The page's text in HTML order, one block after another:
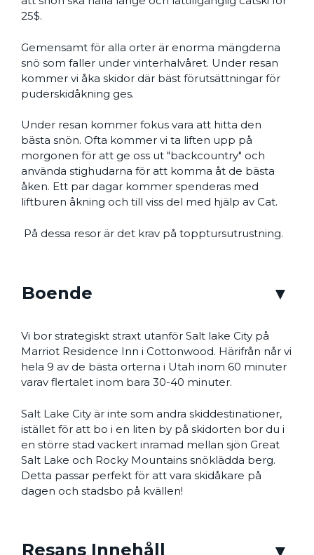
25$.
Gemensamt för alla orter är enorma mängderna
snö som faller under vinterhalvåret. Under resan
kommer vi åka skidor där bäst förutsättningar för
puderskidåkning ges.
Under resan kommer fokus vara att hitta den
bästa snön. Ofta kommer vi ta liften upp på
morgonen för att ge oss ut "backcountry" och
använda stighudarna för att komma åt de bästa
åken. Ett par dagar kommer spenderas med
liftburen åkning och till viss del med hjälp av Cat.
På dessa resor är det krav på topptursutrustning.
Boende
Vi bor strategiskt straxt utanför Salt lake City på
Marriot Residence Inn i Cottonwood. Härifrån når vi
hela 9 av de bästa orterna i Utah inom 60 minuter
varav flertalet inom bara 30-40 minuter.
Salt Lake City är inte som andra skiddestinationer,
istället för att bo i en liten by på skidorten bor du i
en större stad vackert inramad mellan sjön Great
Salt Lake och Rocky Mountains snöklädda berg.
Detta passar perfekt för att vara skidåkare på
dagen och stadsbo på kvällen!
Resans Innehåll